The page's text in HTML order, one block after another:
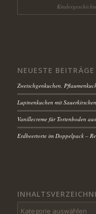
NEUESTE BEITRÄGE
Zwetschgenkuchen,
Lupinenkuchen mit
Vanillecreme für Tortenboden
Erdbeertorte im Doppelpack –